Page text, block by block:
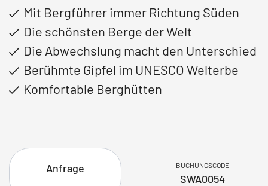
Mit Bergführer immer Richtung Süden
Die schönsten Berge der Welt
Die Abwechslung macht den Unterschied
Berühmte Gipfel im UNESCO Welterbe
Komfortable Berghütten
Anfrage BUCHUNGSCODE
SWA0054